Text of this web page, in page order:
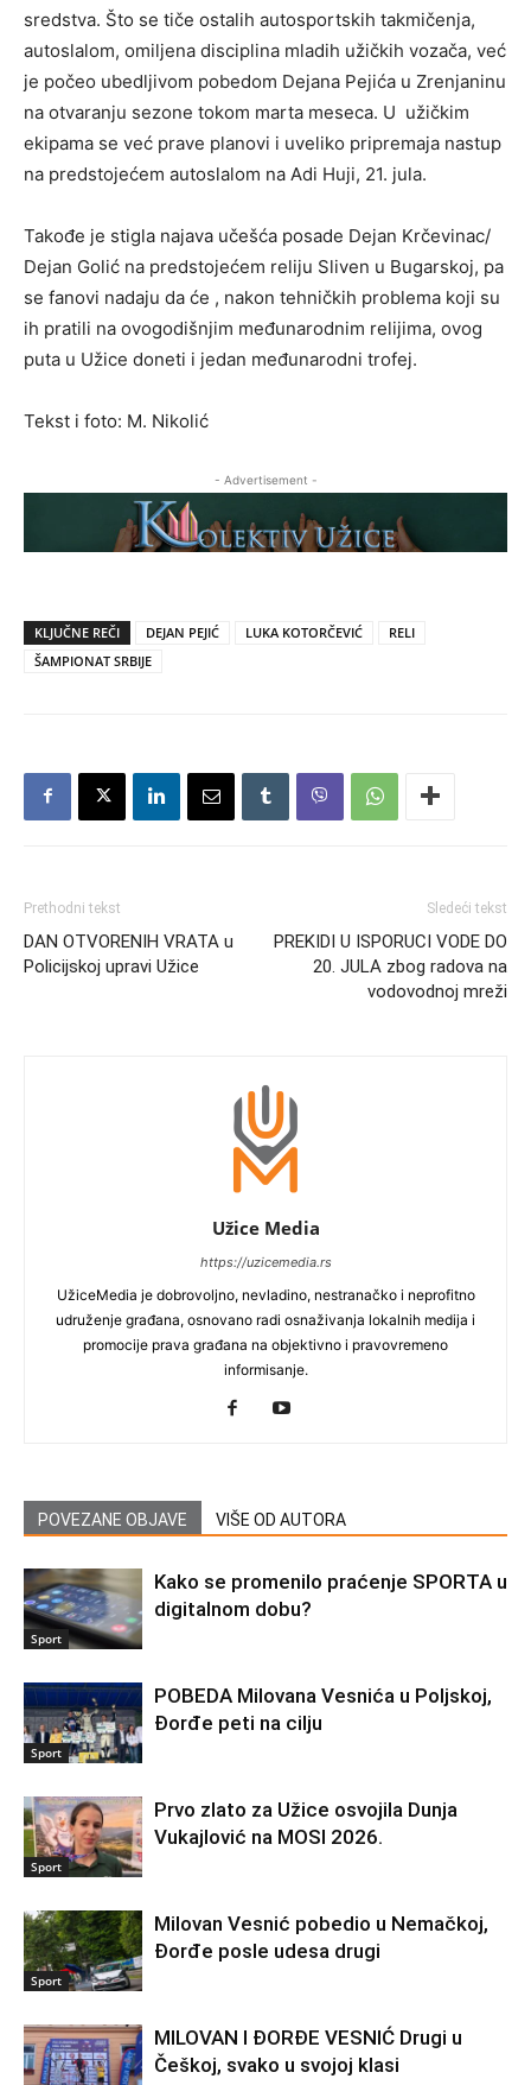
sredstva. Što se tiče ostalih autosportskih takmičenja,
autoslalom, omiljena disciplina mladih užičkih vozača, već
je počeo ubedljivom pobedom Dejana Pejića u Zrenjaninu
na otvaranju sezone tokom marta meseca. U užičkim
ekipama se već prave planovi i uveliko pripremaja nastup
na predstojećem autoslalom na Adi Huji, 21. jula.
Takođe je stigla najava učešća posade Dejan Krčevinac/
Dejan Golić na predstojećem reliju Sliven u Bugarskoj, pa
se fanovi nadaju da će , nakon tehničkih problema koji su
ih pratili na ovogodišnjim međunarodnim relijima, ovog
puta u Užice doneti i jedan međunarodni trofej.
Tekst i foto: M. Nikolić
- Advertisement -
KLJUČNE REČI DEJAN PEJIĆ LUKA KOTORČEVIĆ
RELI
ŠAMPIONAT SRBIJE
Prethodni tekst
DAN OTVORENIH VRATA u
Policijskoj upravi Užice
Sledeći tekst
PREKIDI U ISPORUCI VODE DO
20. JULA zbog radova na
vodovodnoj mreži
Užice Media
https://uzicemedia.rs
UžiceMedia je dobrovoljno, nevladino, nestranačko i neprofitno
udruženje građana, osnovano radi osnaživanja lokalnih medija i
promocije prava građana na objektivno i pravovremeno
informisanje.
POVEZANE OBJAVE VIŠE OD AUTORA
Sport
Kako se promenilo praćenje SPORTA u
digitalnom dobu?
Sport
POBEDA Milovana Vesnića u Poljskoj,
Đorđe peti na cilju
Sport
Prvo zlato za Užice osvojila Dunja
Vukajlović na MOSI 2026.
Sport
Milovan Vesnić pobedio u Nemačkoj,
Đorđe posle udesa drugi
MILOVAN I ĐORĐE VESNIĆ Drugi u
Češkoj, svako u svojoj klasi